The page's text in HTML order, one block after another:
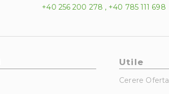
+40 256 200 278 , +40 785 111 698
Utile
Cerere Oferta